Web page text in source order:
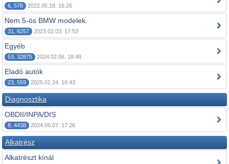
6, 576 2022.05.18. 16:26
Nem 5-ös BMW modelek.
31, 6257 2023.02.03. 17:53
Egyéb
53, 32875 2024.02.06. 18:48
Eladó autók
23, 559 2025.01.24. 16:43
Diagnosztika
OBDII/INPA/DIS
8, 4438 2024.06.07. 17:26
Alkatrész
Alkatrészt kínál